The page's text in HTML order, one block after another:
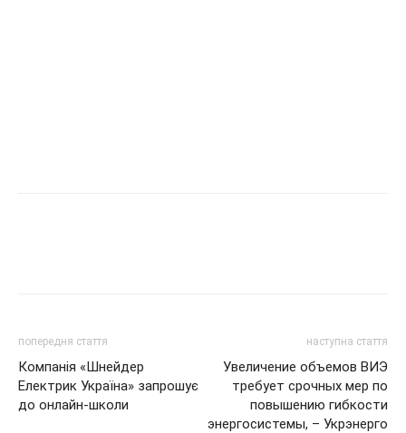
попередня стаття
Компанія «Шнейдер
Електрик Україна» запрошує
до онлайн-школи
наступна стаття
Увеличение объемов ВИЭ
требует срочных мер по
повышению гибкости
энергосистемы, – Укрэнерго